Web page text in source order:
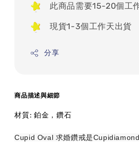
此商品需要15-20個工
現貨1-3個工作天出貨
分享
商品描述與細節
材質: 鉑金，鑽石
Cupid Oval 求婚鑽戒是